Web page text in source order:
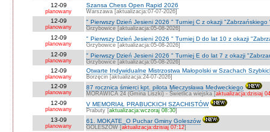
12-09
planowany
Szansa Chess Open Rapid 2026
Warszawa [aktualizacja:07-07-2026]
12-09
planowany
" Pierwszy Dzień Jesieni 2026 " Turniej C z okazji "Zabrzańskiego
Grzybowice [aktualizacja:05-08-2026]
12-09
planowany
" Pierwszy Dzień Jesieni 2026 " Turniej D do lat 10 z okazji
Grzybowice [aktualizacja:05-08-2026]
12-09
planowany
" Pierwszy Dzień Jesieni 2026 " Turniej E do lat 7 z okazji
Grzybowice [aktualizacja:05-08-2026]
12-09
planowany
Otwarte Indywidualne Mistrzostwa Małopolski w Szachach
Borzęcin [aktualizacja:24-07-2026]
12-09
planowany
87 rocznica śmierci kpt. pilota Mieczysława Medweckiego
MORAWICA 24 (Gmina Liszki) - Świetlica wiejska [aktualizacja:dzisiaj
12-09
planowany
V MEMORIAŁ PRABUCKICH SZACHISTÓW
Prabuty [aktualizacja:wczoraj 08:30]
13-09
planowany
61. MOKATE_O Puchar Gminy Goleszów
GOLESZÓW [aktualizacja:dzisiaj 07:12]